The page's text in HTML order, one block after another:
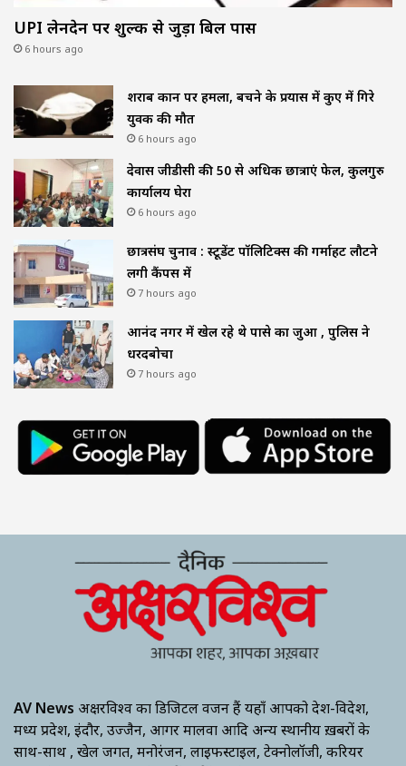
UPI लेनदेन पर शुल्क से जुड़ा बिल पास
6 hours ago
शराब दुकान पर हमला, बचने के प्रयास में कुए में गिरे
युवक की मौत
6 hours ago
देवास जीडीसी की 50 से अधिक छात्राएं फेल, कुलगुरु
कार्यालय घेरा
6 hours ago
छात्रसंघ चुनाव : स्टूडेंट पॉलिटिक्स की गर्माहट लौटने
लगी कैंपस में
7 hours ago
आनंद नगर में खेल रहे थे पासे का जुआ , पुलिस ने
धरदबोचा
7 hours ago
AV News अक्षरविश्व का डिजिटल वर्जन हैं यहाँ आपको देश-विदेश,
मध्य प्रदेश, इंदौर, उज्जैन, आगर मालवा आदि अन्य स्थानीय ख़बरों के
साथ-साथ , खेल जगत, मनोरंजन, लाइफस्टाइल, टेक्नोलॉजी, करियर